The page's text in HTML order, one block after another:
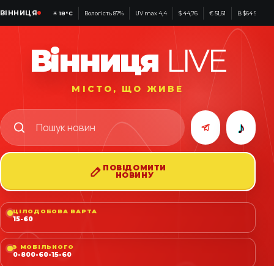
ВІННИЦЯ ☀18°C Вологість 87% UV max 4,4 $ 44,76 € 51,61 ₿ $64 966
Вінниця LIVE
МІСТО, ЩО ЖИВЕ
♪
ПОВІДОМИТИ
НОВИНУ
ЦІЛОДОБОВА ВАРТА
15-60
З МОБІЛЬНОГО
0-800-60-15-60